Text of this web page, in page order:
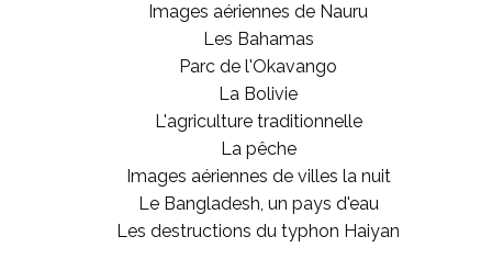
Images aériennes de Nauru
Les Bahamas
Parc de l'Okavango
La Bolivie
L'agriculture traditionnelle
La pêche
Images aériennes de villes la nuit
Le Bangladesh, un pays d'eau
Les destructions du typhon Haiyan